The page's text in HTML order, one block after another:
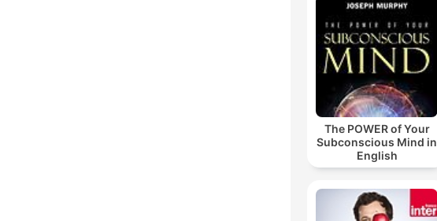
The POWER of Your
Subconscious Mind in
English